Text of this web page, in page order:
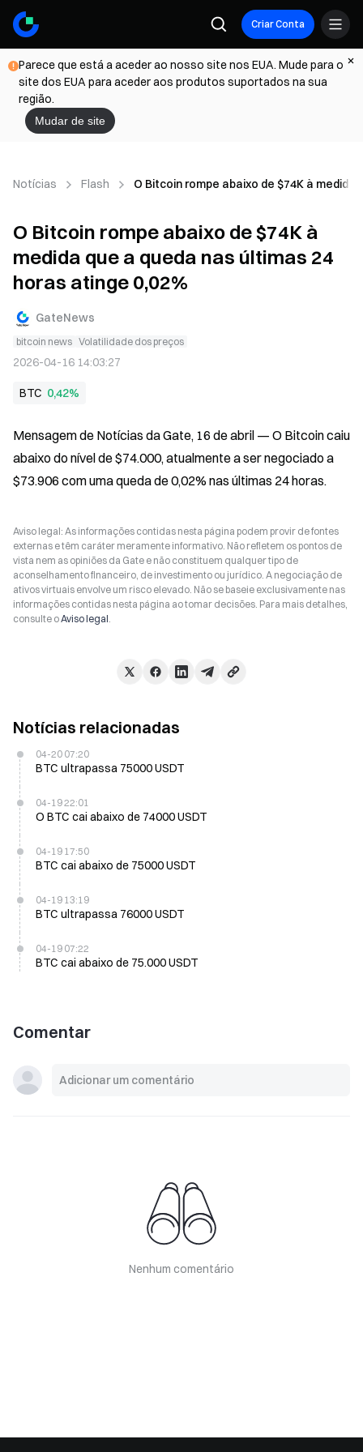
Criar Conta
Parece que está a aceder ao nosso site nos EUA. Mude para o
site dos EUA para aceder aos produtos suportados na sua
região.
Mudar de site
Notícias Flash O Bitcoin rompe abaixo de $74K à
O Bitcoin rompe abaixo de $74K à
medida que a queda nas últimas 24
horas atinge 0,02%
GateNews
bitcoin news Volatilidade dos preços
2026-04-16 14:03:27
BTC 0,42%
Mensagem de Notícias da Gate, 16 de abril — O Bitcoin caiu
abaixo do nível de $74.000, atualmente a ser negociado a
$73.906 com uma queda de 0,02% nas últimas 24 horas.
Aviso legal: As informações contidas nesta página podem provir de fontes
externas e têm caráter meramente informativo. Não refletem os pontos de
vista nem as opiniões da Gate e não constituem qualquer tipo de
aconselhamento financeiro, de investimento ou jurídico. A negociação de
ativos virtuais envolve um risco elevado. Não se baseie exclusivamente nas
informações contidas nesta página ao tomar decisões. Para mais detalhes,
consulte oAviso legal.
Notícias relacionadas
04-20 07:20
BTC ultrapassa 75000 USDT
04-19 22:01
O BTC cai abaixo de 74000 USDT
04-19 17:50
BTC cai abaixo de 75000 USDT
04-19 13:19
BTC ultrapassa 76000 USDT
04-19 07:22
BTC cai abaixo de 75.000 USDT
Comentar
Nenhum comentário